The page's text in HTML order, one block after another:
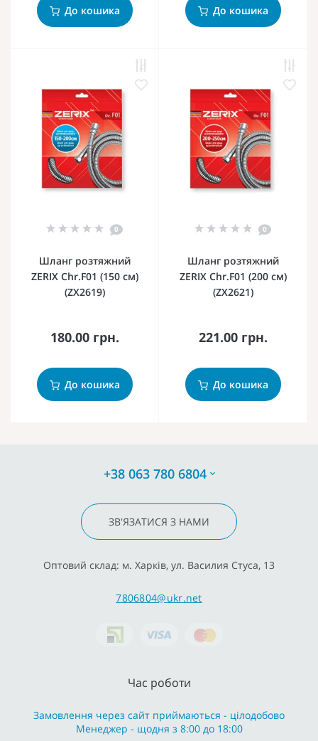
До кошика До кошика
0
Шланг розтяжний
ZERIX Chr.F01 (150 см)
(ZX2619)
180.00 грн.
До кошика
0
Шланг розтяжний
ZERIX Chr.F01 (200 см)
(ZX2621)
221.00 грн.
До кошика
+38 063 780 6804
ЗВ'ЯЗАТИСЯ З НАМИ
Оптовий склад: м. Харків, ул. Василия Стуса, 13
7806804@ukr.net
Час роботи
Замовлення через сайт приймаються - цілодобово
Менеджер - щодня з 8:00 до 18:00